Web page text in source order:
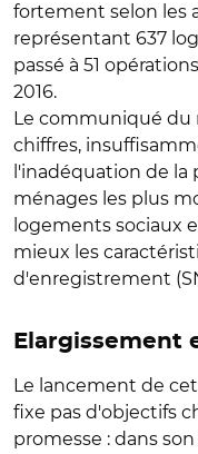
fortement selon les
représentant 637
passé à 51
2016.
Le communiqué du
chiffres,
l'inadéquation de la
ménages les plus
logements sociaux
mieux les
d'enregistrement
Elargissement
Le lancement de
fixe pas d'objectifs
promesse : dans